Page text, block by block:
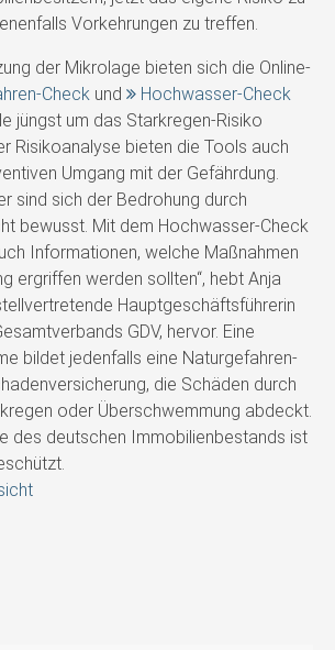
Vorkehrungen zu treffen.
der Mikrolage bieten sich die Online-
Check und
Hochwasser-Check
jüngst um das Starkregen-Risiko
Risikoanalyse bieten die Tools auch
Umgang mit der Gefährdung.
sind sich der Bedrohung durch
bewusst. Mit dem Hochwasser-Check
Informationen, welche Maßnahmen
ergriffen werden sollten“, hebt Anja
Hauptgeschäftsführerin
GDV, hervor. Eine
bildet jedenfalls eine Naturgefahren-
die Schäden durch
oder Überschwemmung abdeckt.
des deutschen Immobilienbestands ist